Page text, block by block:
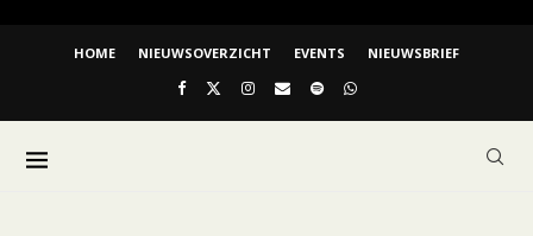
HOME NIEUWSOVERZICHT EVENTS NIEUWSBRIEF